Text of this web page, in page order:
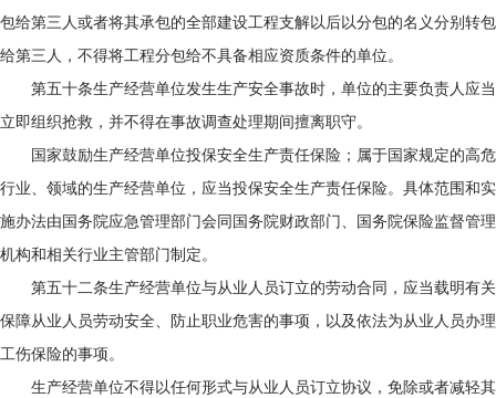
包给第三人或者将其承包的全部建设工程支解以后以分包的名义分别转包
给第三人，不得将工程分包给不具备相应资质条件的单位。
第五十条生产经营单位发生生产安全事故时，单位的主要负责人应当
立即组织抢救，并不得在事故调查处理期间擅离职守。
国家鼓励生产经营单位投保安全生产责任保险；属于国家规定的高危
行业、领域的生产经营单位，应当投保安全生产责任保险。具体范围和实
施办法由国务院应急管理部门会同国务院财政部门、国务院保险监督管理
机构和相关行业主管部门制定。
第五十二条生产经营单位与从业人员订立的劳动合同，应当载明有关
保障从业人员劳动安全、防止职业危害的事项，以及依法为从业人员办理
工伤保险的事项。
生产经营单位不得以任何形式与从业人员订立协议，免除或者减轻其